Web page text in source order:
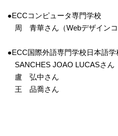
●ECCコンピュータ専門学校
周 青華さん（Webデザインコ
●ECC国際外語専門学校日本語学
SANCHES JOAO LUCASさん
盧 弘中さん
王 品喬さん